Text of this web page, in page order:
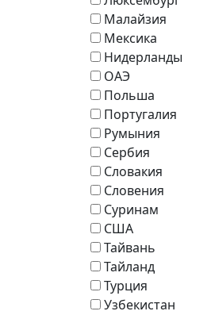
Малайзия
Мексика
Нидерланды
ОАЭ
Польша
Португалия
Румыния
Сербия
Словакия
Словения
Суринам
США
Тайвань
Тайланд
Турция
Узбекистан